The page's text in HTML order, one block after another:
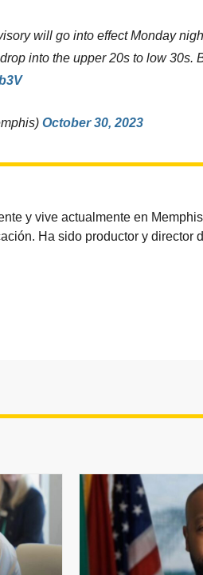
will go into effect Monday
into the upper 20s to low 30s.
October 30, 2023
y vive actualmente en
Ha sido productor y director